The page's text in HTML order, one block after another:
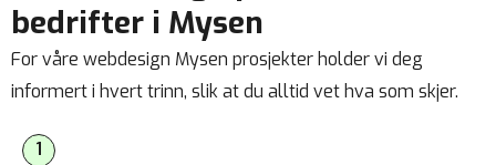
bedrifter i Mysen
For våre webdesign Mysen prosjekter holder vi deg
informert i hvert trinn, slik at du alltid vet hva som skjer.
1